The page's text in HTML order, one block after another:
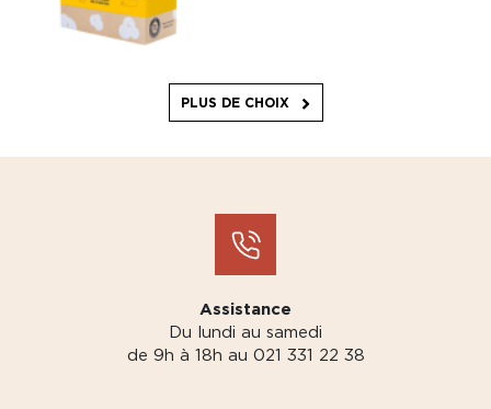
PLUS DE CHOIX
Assistance
Du lundi au samedi
de 9h à 18h au 021 331 22 38